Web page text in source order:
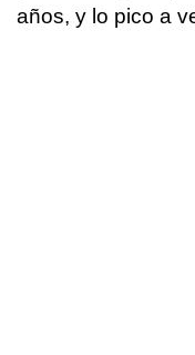
años, y lo pico a